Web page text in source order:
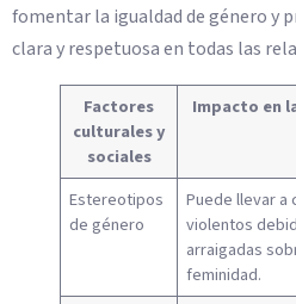
fomentar la igualdad de género y
clara y respetuosa en todas las
Factores
culturales y
sociales
Impacto en
Estereotipos
de género
Puede llevar
violentos
arraigadas
feminidad.